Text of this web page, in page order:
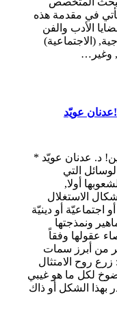
في مقدمة هذه
الأدب والفن
(الاجتماعية)
وغير…
عويّد
د. عدنان عويّد *
التي
أولا,
الاستغلال
اجتماعيّة أو دينيّة
ونمذجتها
عقولها وفقاً
من أبرز سمات
روح الامتثال
لكل ما هو غيبي
الشكل أو ذاك